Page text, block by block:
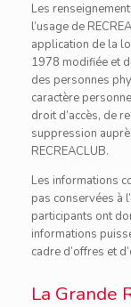
Les
l’usage de
application de la
1978 modifiée et
des personnes
caractère
droit d’accès, de
suppression
RECREACLUB.
Les informations
pas conservées à
participants ont
informations
cadre d’offres et
La Grande